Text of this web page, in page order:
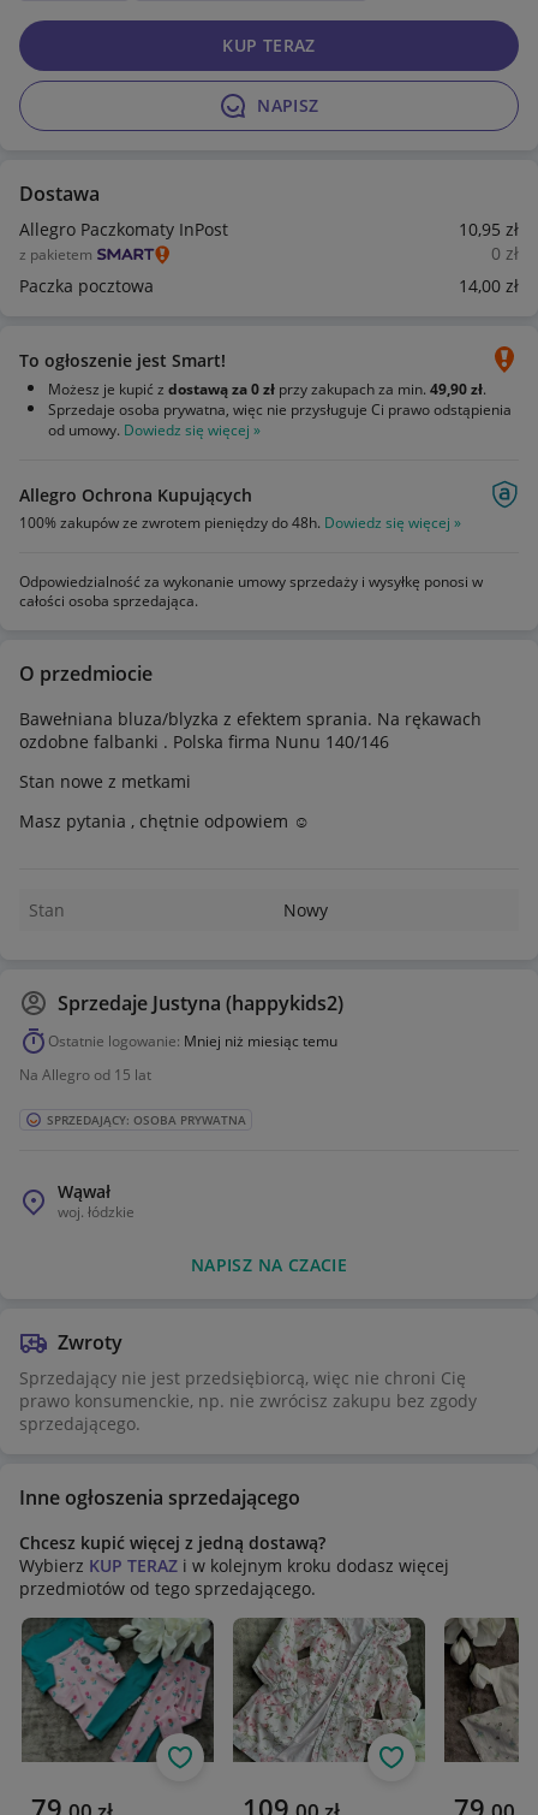
NAPISZ
KUP TERAZ
Dostawa
Allegro Paczkomaty InPost 10,95 zł
z pakietem 0 zł
Paczka pocztowa
14,00 zł
To ogłoszenie jest Smart!
Możesz je kupić z dostawą za 0 zł przy zakupach za min. 49,90 zł.
Sprzedaje osoba prywatna, więc nie przysługuje Ci prawo odstąpienia
od umowy. Dowiedz się więcej »
Allegro Ochrona Kupujących
100% zakupów ze zwrotem pieniędzy do 48h. Dowiedz się więcej »
Odpowiedzialność za wykonanie umowy sprzedaży i wysyłkę ponosi w
całości osoba sprzedająca.
O przedmiocie
Bawełniana bluza/blyzka z efektem sprania. Na rękawach
ozdobne falbanki . Polska firma Nunu 140/146
Stan nowe z metkami
Masz pytania , chętnie odpowiem ☺️
Stan Nowy
Sprzedaje Justyna (happykids2)
Ostatnie logowanie: Mniej niż miesiąc temu
Na Allegro od 15 lat
SPRZEDAJĄCY: OSOBA PRYWATNA
Wąwał
woj. łódzkie
NAPISZ NA CZACIE
Zwroty
Sprzedający nie jest przedsiębiorcą, więc nie chroni Cię
prawo konsumenckie, np. nie zwrócisz zakupu bez zgody
sprzedającego.
Inne ogłoszenia sprzedającego
Chcesz kupić więcej z jedną dostawą?
Wybierz KUP TERAZ i w kolejnym kroku dodasz więcej
przedmiotów od tego sprzedającego.
Aktualna cena
Obserwuj
Aktualna cena
Obserwuj
Aktualna